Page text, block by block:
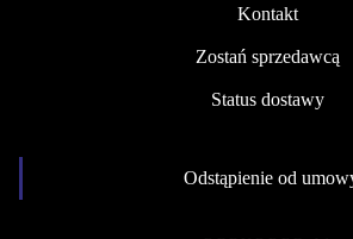
Kontakt
Zostań sprzedawcą
Status dostawy
Odstąpienie od